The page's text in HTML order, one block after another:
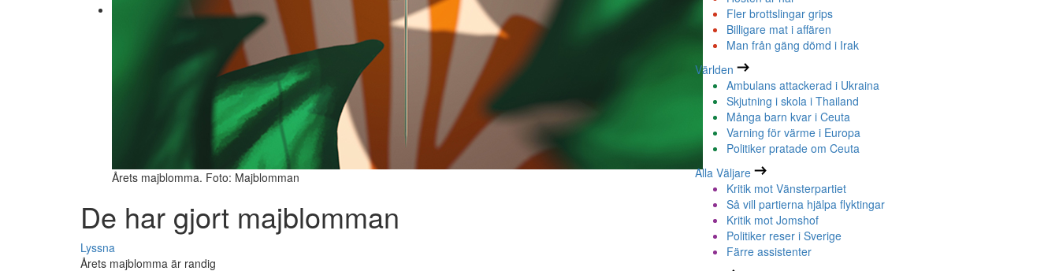
Årets majblomma. Foto: Majblomman
De har gjort majblomman
Lyssna
Årets majblomma är randig
Fler brottslingar grips
Billigare mat i affären
Man från gäng dömd i Irak
Världen
Ambulans attackerad i Ukraina
Skjutning i skola i Thailand
Många barn kvar i Ceuta
Varning för värme i Europa
Politiker pratade om Ceuta
Alla Väljare
Kritik mot Vänsterpartiet
Så vill partierna hjälpa flyktingar
Kritik mot Jomshof
Politiker reser i Sverige
Färre assistenter